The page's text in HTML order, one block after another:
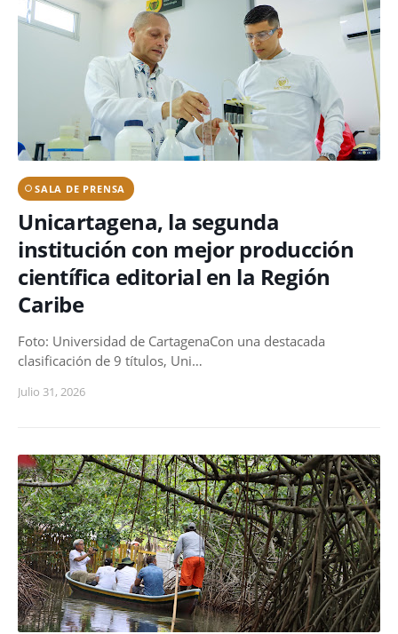
SALA DE PRENSA
Unicartagena, la segunda
institución con mejor producción
científica editorial en la Región
Caribe
Foto: Universidad de CartagenaCon una destacada
clasificación de 9 títulos, Uni…
Julio 31, 2026